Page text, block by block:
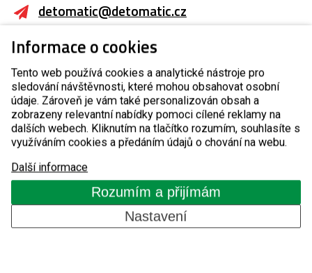
detomatic@detomatic.cz
Servisní oddělení
+420 510 510 751
servis@detomatic.cz
Detomatic s.r.o.
Masarykova 118
Modřice 664 42
Informace o cookies
Tento web používá cookies a analytické nástroje pro
sledování návštěvnosti, které mohou obsahovat osobní
údaje. Zároveň je vám také personalizován obsah a
zobrazeny relevantní nabídky pomoci cílené reklamy na
dalších webech. Kliknutím na tlačítko rozumím, souhlasíte s
využíváním cookies a předáním údajů o chování na webu.
Další informace
Rozumím a přijímám
Nastavení